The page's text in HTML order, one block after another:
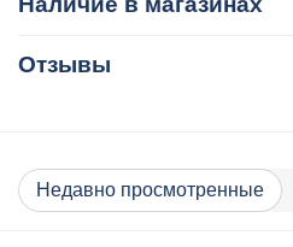
Отзывы
Недавно просмотренные